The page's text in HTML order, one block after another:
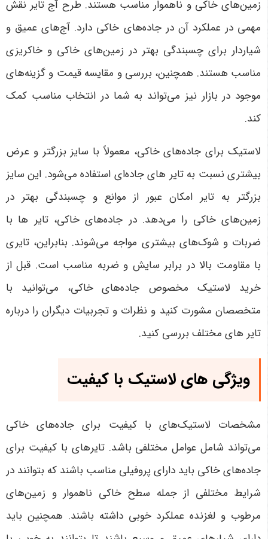
زمین‌های خاکی و ناهموار مناسب هستند. طرح آج تایر نقش
مهمی در عملکرد آن در جاده‌های خاکی دارد. آج‌های عمیق و
شیاردار برای چسبندگی بهتر در زمین‌های خاکی و خاکریزی
مناسب هستند. همچنین، بررسی و مقایسه قیمت و گزینه‌های
موجود در بازار نیز می‌تواند به شما در انتخاب مناسب کمک
کند.
لاستیک برای جاده‌های خاکی، معمولاً با سایز بزرگتر و عرض
بیشتری نسبت به تایر های جاده‌ای استفاده می‌شود. این سایز
بزرگتر به تایر امکان عبور از موانع و چسبندگی بهتر در
زمین‌های خاکی را می‌دهد. در جاده‌های خاکی، تایر ها با
ضربات و شوک‌های بیشتری مواجه می‌شوند. بنابراین، تایری
با مقاومت بالا در برابر سایش و ضربه مناسب است. قبل از
خرید لاستیک مخصوص جاده‌های خاکی، می‌توانید با
متخصصان مشورت کنید و نظرات و تجربیات دیگران را درباره
تایر های مختلف بررسی کنید.
ویژگی های لاستیک با کیفیت
مشخصات لاستیک‌های با کیفیت برای جاده‌های خاکی
می‌تواند شامل عوامل مختلفی باشد. تایرهای با کیفیت برای
جاده‌های خاکی باید دارای پروفیلی مناسب باشند که بتوانند در
شرایط مختلفی از جمله سطح خاکی ناهموار و زمین‌های
مرطوب و لغزنده عملکرد خوبی داشته باشند. همچنین باید